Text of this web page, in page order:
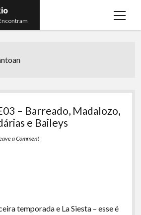
open
– Barreado, Madalozo,
e Baileys
a Comment
temporada e La Siesta – esse é